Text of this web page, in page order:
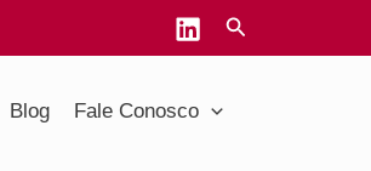
Blog Fale Conosco